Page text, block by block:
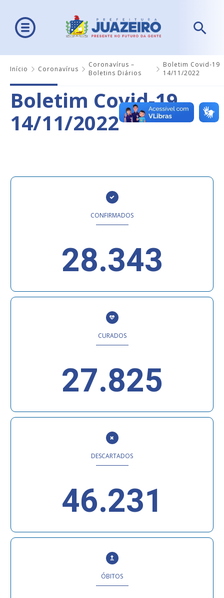
Início Coronavírus
Coronavírus –
Boletins Diários
Boletim Covid-19
14/11/2022
Boletim Covid-19
14/11/2022
CONFIRMADOS
28.343
CURADOS
27.825
DESCARTADOS
46.231
ÓBITOS